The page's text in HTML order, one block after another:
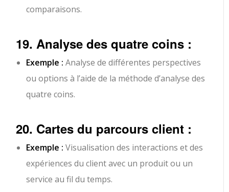
comparaisons.
19. Analyse des quatre coins :
Exemple : Analyse de différentes perspectives
ou options à l’aide de la méthode d’analyse des
quatre coins.
20. Cartes du parcours client :
Exemple : Visualisation des interactions et des
expériences du client avec un produit ou un
service au fil du temps.